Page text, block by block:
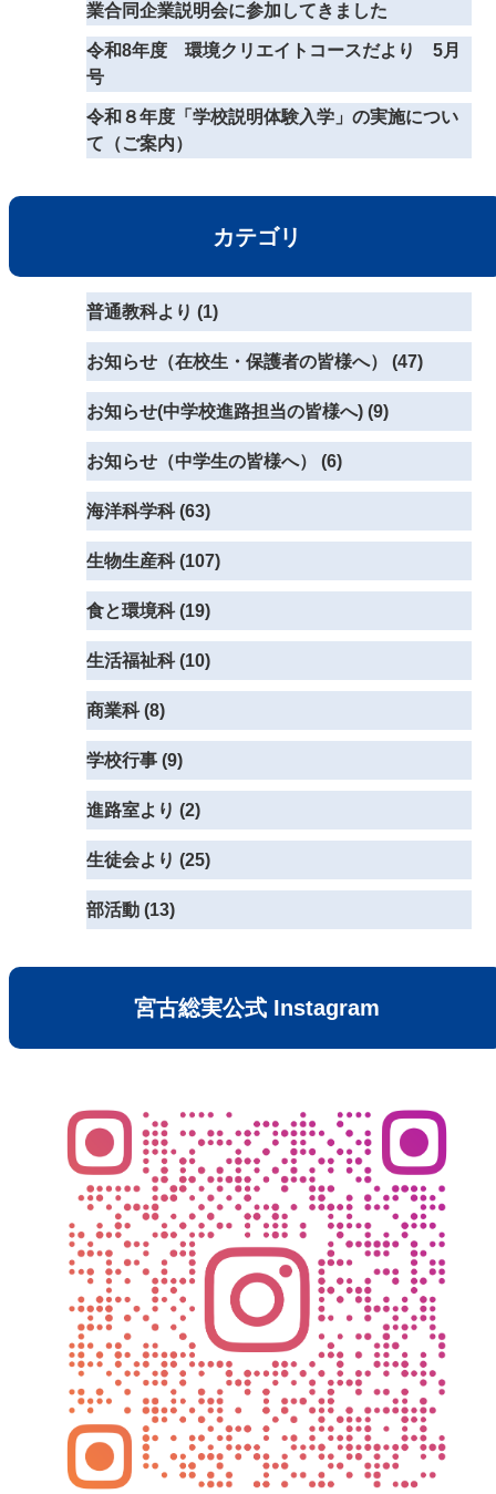
業合同企業説明会に参加してきました
令和8年度 環境クリエイトコースだより 5月
号
令和８年度「学校説明体験入学」の実施につい
て（ご案内）
カテゴリ
普通教科より (1)
お知らせ（在校生・保護者の皆様へ） (47)
お知らせ(中学校進路担当の皆様へ) (9)
お知らせ（中学生の皆様へ） (6)
海洋科学科 (63)
生物生産科 (107)
食と環境科 (19)
生活福祉科 (10)
商業科 (8)
学校行事 (9)
進路室より (2)
生徒会より (25)
部活動 (13)
宮古総実公式 Instagram